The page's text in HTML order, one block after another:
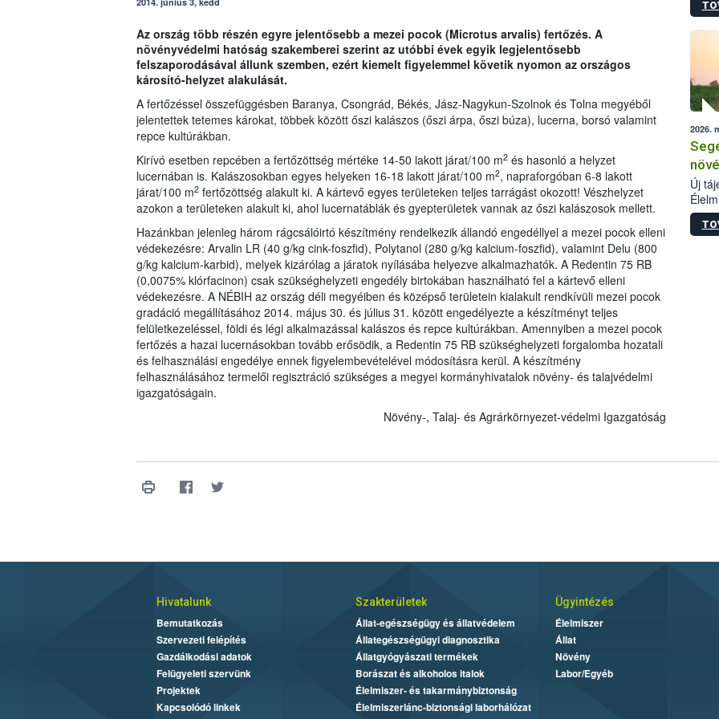
Az ország több részén egyre jelentősebb a mezei pocok (Microtus arvalis) fertőzés. A
növényvédelmi hatóság szakemberei szerint az utóbbi évek egyik legjelentősebb
felszaporodásával állunk szemben, ezért kiemelt figyelemmel követik nyomon az országos
károsító-helyzet alakulását.
A fertőzéssel összefüggésben Baranya, Csongrád, Békés, Jász-Nagykun-Szolnok és Tolna megyéből
jelentettek tetemes károkat, többek között őszi kalászos (őszi árpa, őszi búza), lucerna, borsó valamint
repce kultúrákban.
Kirívó esetben repcében a fertőzöttség mértéke 14-50 lakott járat/100 m2és hasonló a helyzet
lucernában is. Kalászosokban egyes helyeken 16-18 lakott járat/100 m2, napraforgóban 6-8 lakott
járat/100 m2fertőzöttség alakult ki. A kártevő egyes területeken teljes tarrágást okozott! Vészhelyzet
azokon a területeken alakult ki, ahol lucernatáblák és gyepterületek vannak az őszi kalászosok mellett.
Hazánkban jelenleg három rágcsálóirtó készítmény rendelkezik állandó engedéllyel a mezei pocok elleni
védekezésre: Arvalin LR (40 g/kg cink-foszfid), Polytanol (280 g/kg kalcium-foszfid), valamint Delu (800
g/kg kalcium-karbid), melyek kizárólag a járatok nyílásába helyezve alkalmazhatók. A Redentin 75 RB
(0,0075% klórfacinon) csak szükséghelyzeti engedély birtokában használható fel a kártevő elleni
védekezésre. A NÉBIH az ország déli megyéiben és középső területein kialakult rendkívüli mezei pocok
gradáció megállításához 2014. május 30. és július 31. között engedélyezte a készítményt teljes
felületkezeléssel, földi és légi alkalmazással kalászos és repce kultúrákban. Amennyiben a mezei pocok
fertőzés a hazai lucernásokban tovább erősödik, a Redentin 75 RB szükséghelyzeti forgalomba hozatali
és felhasználási engedélye ennek figyelembevételével módosításra kerül. A készítmény
felhasználásához termelői regisztráció szükséges a megyei kormányhivatalok növény- és talajvédelmi
igazgatóságain.
Növény-, Talaj- és Agrárkörnyezet-védelmi Igazgatóság
kis
2026.
Új
Hivatalunk
Bemutatkozás
Szervezeti felépítés
Gazdálkodási adatok
Felügyeleti szervünk
Projektek
Kapcsolódó linkek
Szakterületek
Állat-egészségügy és állatvédelem
Állategészségügyi diagnosztika
Állatgyógyászati termékek
Borászat és alkoholos italok
Élelmiszer- és takarmánybiztonság
Élelmiszerlánc-biztonsági laborhálózat
Ügyintézés
Élelmiszer
Állat
Növény
Labor/Egyéb